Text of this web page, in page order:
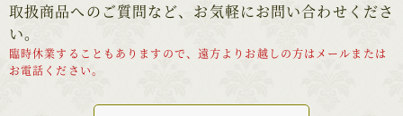
取扱商品へのご質問など、お気軽にお問い合わせくださ
い。
臨時休業することもありますので、遠方よりお越しの方はメールまたは
お電話ください。